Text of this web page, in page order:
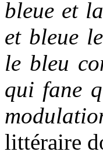
bleue et
et bleue
le bleu
qui fane
littéraire